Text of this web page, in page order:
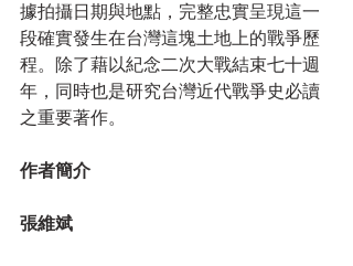
據拍攝日期與地點，完整忠實呈現這一
段確實發生在台灣這塊土地上的戰爭歷
程。除了藉以紀念二次大戰結束七十週
年，同時也是研究台灣近代戰爭史必讀
之重要著作。
作者簡介
張維斌